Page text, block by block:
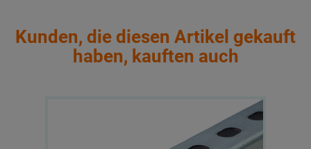
Kunden, die diesen Artikel gekauft
haben, kauften auch